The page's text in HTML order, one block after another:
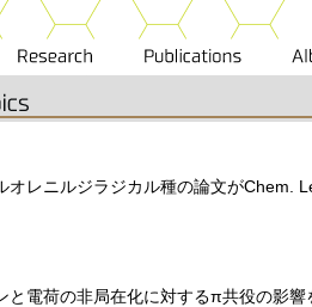
オレニルジラジカル種の論文がChem.
と電荷の非局在化に対するπ共役の影響